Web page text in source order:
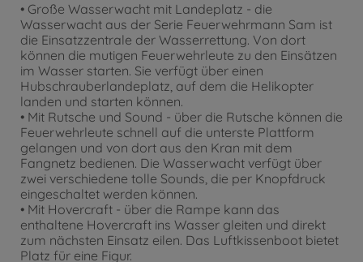
• Große Wasserwacht mit Landeplatz - die
Wasserwacht aus der Serie Feuerwehrmann Sam ist
die Einsatzzentrale der Wasserrettung. Von dort
können die mutigen Feuerwehrleute zu den Einsätzen
im Wasser starten. Sie verfügt über einen
Hubschrauberlandeplatz, auf dem die Helikopter
landen und starten können.
• Mit Rutsche und Sound - über die Rutsche können die
Feuerwehrleute schnell auf die unterste Plattform
gelangen und von dort aus den Kran mit dem
Fangnetz bedienen. Die Wasserwacht verfügt über
zwei verschiedene tolle Sounds, die per Knopfdruck
eingeschaltet werden können.
• Mit Hovercraft - über die Rampe kann das
enthaltene Hovercraft ins Wasser gleiten und direkt
zum nächsten Einsatz eilen. Das Luftkissenboot bietet
Platz für eine Figur.